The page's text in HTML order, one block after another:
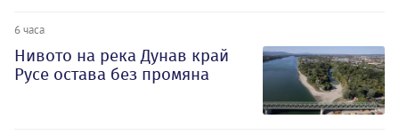
6 часа
Нивото на река Дунав край
Русе остава без промяна